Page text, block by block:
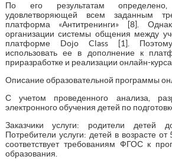
По его результатам
удовлетворяющей всем заданным
платформа «Антитренинги» [8].
организации системы общения между
платформе Dojo Class [1].
использовать ее в дополнение к
приразработке и реализации онлайн-курса.
Описание образовательной программы
С учетом проведенного анализа,
электронного обучения детей по
Заказчики услуги: родители детей
Потребители услуги: детей в возрасте
соответствует требованиям ФГОС к
образования.